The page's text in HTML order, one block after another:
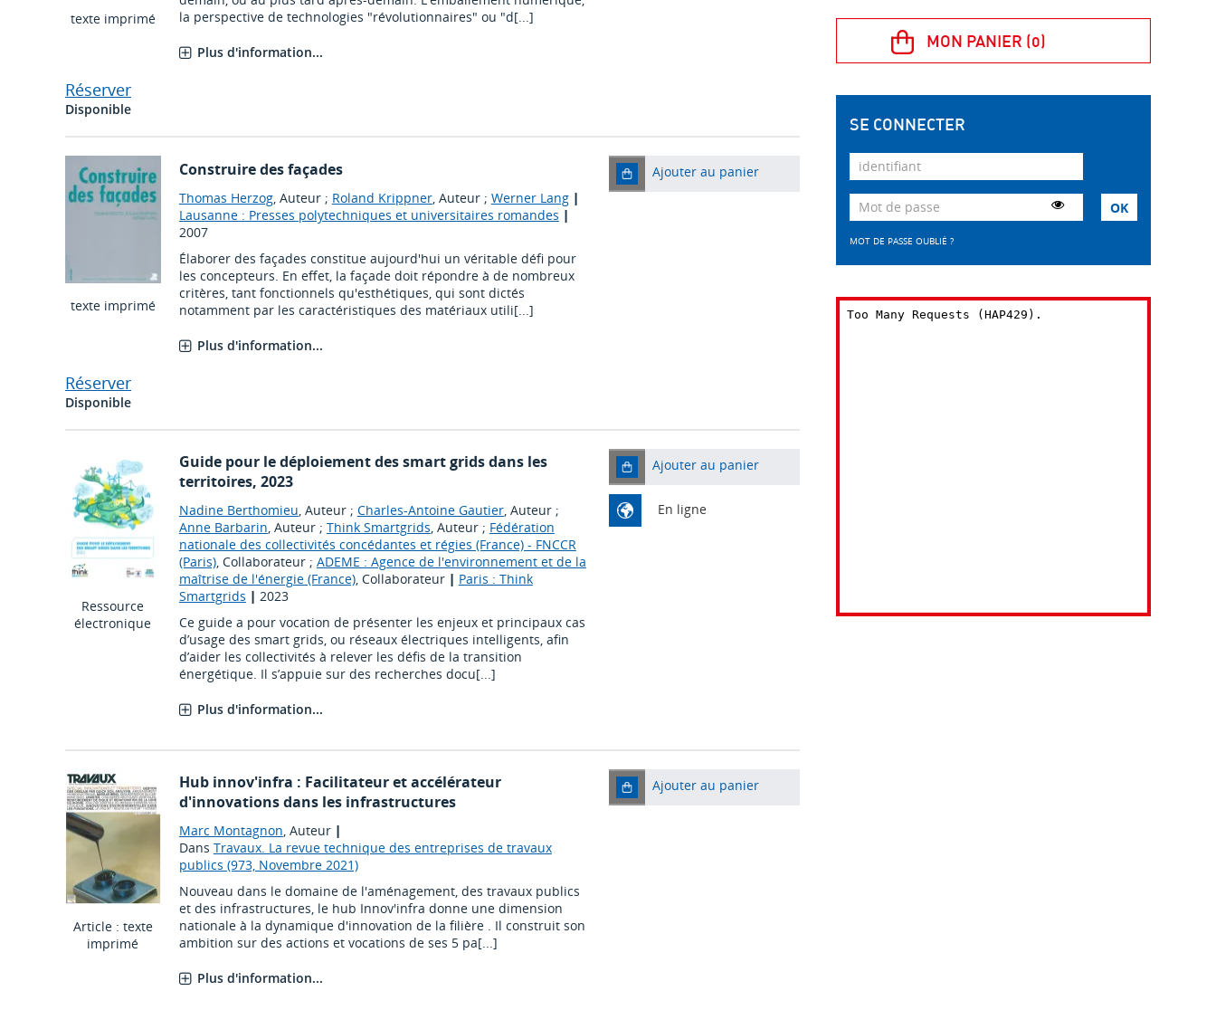
texte imprimé
la perspective de technologies "révolutionnaires" ou "d[...]
Plus d'information...
Réserver
Disponible
texte imprimé
Construire des façades
Thomas Herzog, Auteur ; Roland Krippner, Auteur ; Werner Lang |
Lausanne : Presses polytechniques et universitaires romandes |
2007
Élaborer des façades constitue aujourd'hui un véritable défi pour
les concepteurs. En effet, la façade doit répondre à de nombreux
critères, tant fonctionnels qu'esthétiques, qui sont dictés
notamment par les caractéristiques des matériaux utili[...]
Plus d'information...
Ajouter au panier
Réserver
Disponible
Ressource
électronique
Guide pour le déploiement des smart grids dans les
territoires, 2023
Nadine Berthomieu , Auteur ; Charles-Antoine Gautier, Auteur ;
Anne Barbarin , Auteur ; Think Smartgrids , Auteur ; Fédération
nationale des collectivités concédantes et régies (France) - FNCCR
(Paris), Collaborateur ; ADEME : Agence de l'environnement et de la
maîtrise de l'énergie (France), Collaborateur | Paris : Think
Smartgrids | 2023
Ce guide a pour vocation de présenter les enjeux et principaux cas
d’usage des smart grids, ou réseaux électriques intelligents, afin
d’aider les collectivités à relever les défis de la transition
énergétique. Il s’appuie sur des recherches docu[...]
Plus d'information...
Ajouter au panier
En ligne
Article : texte
imprimé
Hub innov'infra : Facilitateur et accélérateur
d'innovations dans les infrastructures
Marc Montagnon , Auteur |
Dans Travaux. La revue technique des entreprises de travaux
publics (973, Novembre 2021)
Nouveau dans le domaine de l'aménagement, des travaux publics
et des infrastructures, le hub Innov'infra donne une dimension
nationale à la dynamique d'innovation de la filière . Il construit son
ambition sur des actions et vocations de ses 5 pa[...]
Plus d'information...
Ajouter au panier
SE CONNECTER
MOT DE PASSE OUBLIÉ ?